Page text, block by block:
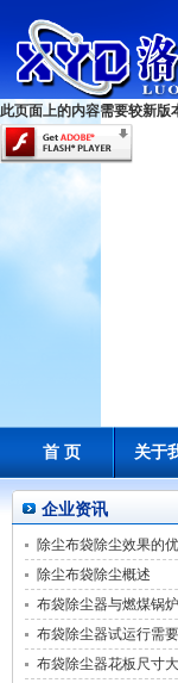
此页面上的内容需要较新版
首 页 关于
企业资讯
除尘布袋除尘效果的
与多种因
除尘布袋除尘概述
布袋除尘器与燃煤锅炉
布袋除尘器试运行需
意哪些
布袋除尘器花板尺寸